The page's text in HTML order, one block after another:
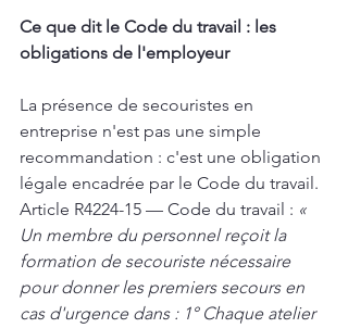
Ce que dit le Code du travail : les
obligations de l'employeur
La présence de secouristes en
entreprise n'est pas une simple
recommandation : c'est une obligation
légale encadrée par le Code du travail.
Article R4224-15 — Code du travail : «
Un membre du personnel reçoit la
formation de secouriste nécessaire
pour donner les premiers secours en
cas d'urgence dans : 1° Chaque atelier